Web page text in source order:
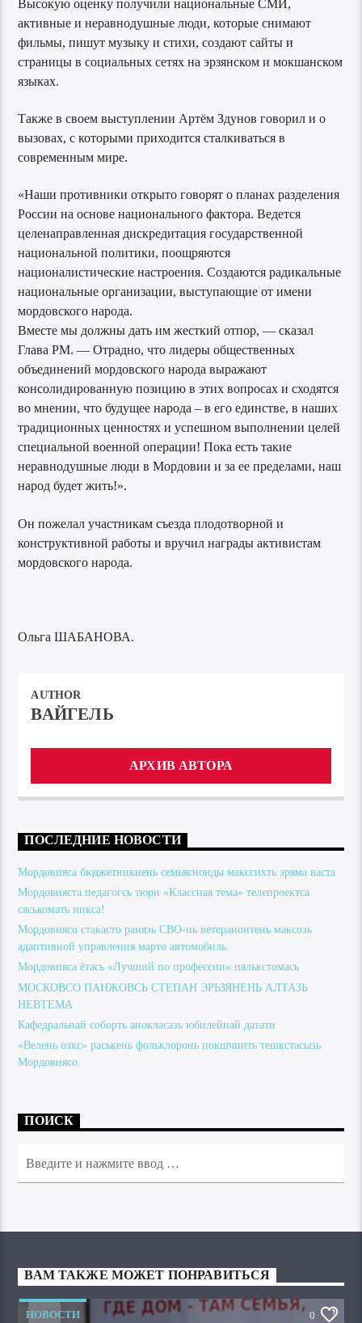
Высокую оценку получили национальные СМИ,
активные и неравнодушные люди, которые снимают
фильмы, пишут музыку и стихи, создают сайты и
страницы в социальных сетях на эрзянском и мокшанском
языках.
Также в своем выступлении Артём Здунов говорил и о
вызовах, с которыми приходится сталкиваться в
современным мире.
«Наши противники открыто говорят о планах разделения
России на основе национального фактора. Ведется
целенаправленная дискредитация государственной
национальной политики, поощряются
националистические настроения. Создаются радикальные
национальные организации, выступающие от имени
мордовского народа.
Вместе мы должны дать им жесткий отпор, — сказал
Глава РМ. — Отрадно, что лидеры общественных
объединений мордовского народа выражают
консолидированную позицию в этих вопросах и сходятся
во мнении, что будущее народа – в его единстве, в наших
традиционных ценностях и успешном выполнении целей
специальной военной операции! Пока есть такие
неравнодушные люди в Мордовии и за ее пределами, наш
народ будет жить!».
Он пожелал участникам съезда плодотворной и
конструктивной работы и вручил награды активистам
мордовского народа.
Ольга ШАБАНОВА.
AUTHOR
ВАЙГЕЛЬ
АРХИВ АВТОРА
ПОСЛЕДНИЕ НОВОСТИ
Мордовияса бюджетникнень семьяснонды макссихть эряма васта
Мордовияста педагогсь тюри «Классная тема» телепроектса
сяськомать инкса!
Мордовиясо стакасто ранязь СВО-нь ветеранонтень максозь
адаптивной управления марто автомобиль.
Мордовияса ётась «Лучший по профессии» пялькстомась
МОСКОВСО ПАНЖОВСЬ СТЕПАН ЭРЬЗЯНЕНЬ АЛТАЗЬ
НЕВТЕМА
Кафедральнай соборть анокласазь юбилейнай датати
«Велень озкс» раськень фольклоронь покшчинть тешкстасызь
Мордовиясо.
ПОИСК
ВАМ ТАКЖЕ МОЖЕТ ПОНРАВИТЬСЯ
НОВОСТИ 0